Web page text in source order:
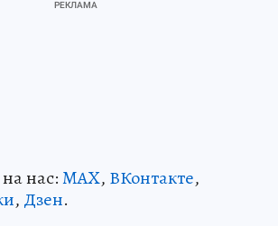
нас:MAX, ВКонтакте,
, Дзен.